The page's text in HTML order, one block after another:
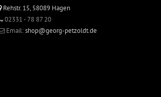
Rehstr. 15, 58089 Hagen
02331 - 78 87 20
Email:shop@georg-petzoldt.de